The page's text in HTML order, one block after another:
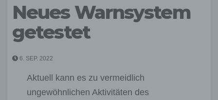
Neues Warnsystem
getestet
6. SEP. 2022
Aktuell kann es zu vermeidlich
ungewöhnlichen Aktivitäten des